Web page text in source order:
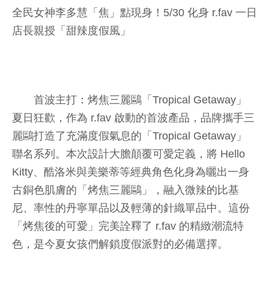
全民女神李多慧「焦」點現身！5/30 化身 r.fav 一日
店長親授「甜辣度假風」
首波主打：烤焦三麗鷗「Tropical Getaway」
夏日狂歡，作為 r.fav 啟動的首波產品，品牌攜手三
麗鷗打造了充滿度假氣息的「Tropical Getaway」
聯名系列。本次設計大膽顛覆可愛定義，將 Hello
Kitty、酷洛米與美樂蒂等經典角色化身為曬出一身
古銅色肌膚的「烤焦三麗鷗」，融入微辣的比基
尼、率性的丹寧單品以及輕薄的針織單品中。這份
「烤焦後的可愛」完美詮釋了 r.fav 的精緻潮流特
色，是今夏女孩們解鎖度假派對的必備選擇。